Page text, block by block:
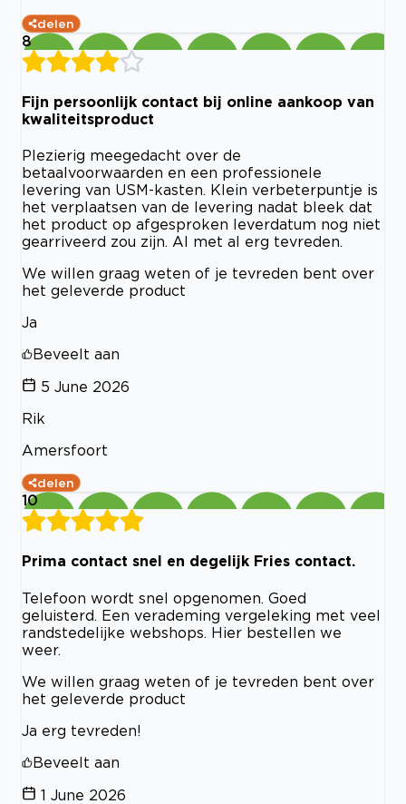
delen
8
Fijn persoonlijk contact bij online aankoop van
kwaliteitsproduct
Plezierig meegedacht over de
betaalvoorwaarden en een professionele
levering van USM-kasten. Klein verbeterpuntje is
het verplaatsen van de levering nadat bleek dat
het product op afgesproken leverdatum nog niet
gearriveerd zou zijn. Al met al erg tevreden.
We willen graag weten of je tevreden bent over
het geleverde product
Ja
Beveelt aan
5 June 2026
Rik
Amersfoort
delen
10
Prima contact snel en degelijk Fries contact.
Telefoon wordt snel opgenomen. Goed
geluisterd. Een verademing vergeleking met veel
randstedelijke webshops. Hier bestellen we
weer.
We willen graag weten of je tevreden bent over
het geleverde product
Ja erg tevreden!
Beveelt aan
1 June 2026